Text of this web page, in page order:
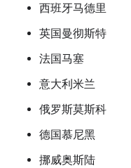
西班牙马德里
英国曼彻斯特
法国马塞
意大利米兰
俄罗斯莫斯科
德国慕尼黑
挪威奥斯陆